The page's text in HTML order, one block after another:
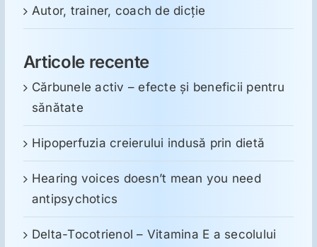
Autor, trainer, coach de dicție
Articole recente
Cărbunele activ – efecte și beneficii pentru
sănătate
Hipoperfuzia creierului indusă prin dietă
Hearing voices doesn’t mean you need
antipsychotics
Delta-Tocotrienol – Vitamina E a secolului